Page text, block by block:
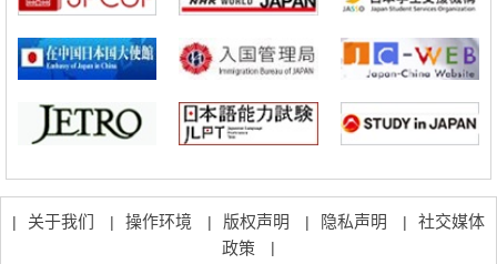
日本成立“以人为本AI联盟”——力争借助AI拓展社会公众创造力，依托
科学研究
大阪大学开发出膜脂质可视化工具，使脂质探针的高效开发成为可能
科学研究
立教大学在试管内构建长链人工基因组DNA自我复制系统，有望实现携
带大量基因的人工细胞
| 关于我们 | 操作环境 | 版权声明 | 隐私声明 | 社交媒体
政策 |